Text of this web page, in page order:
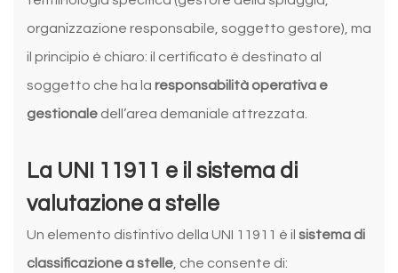
organizzazione responsabile, soggetto gestore), ma
il principio è chiaro: il certificato è destinato al
soggetto che ha la responsabilità operativa e
gestionale dell’area demaniale attrezzata.
La UNI 11911 e il sistema di
valutazione a stelle
Un elemento distintivo della UNI 11911 è il sistema di
classificazione a stelle, che consente di: